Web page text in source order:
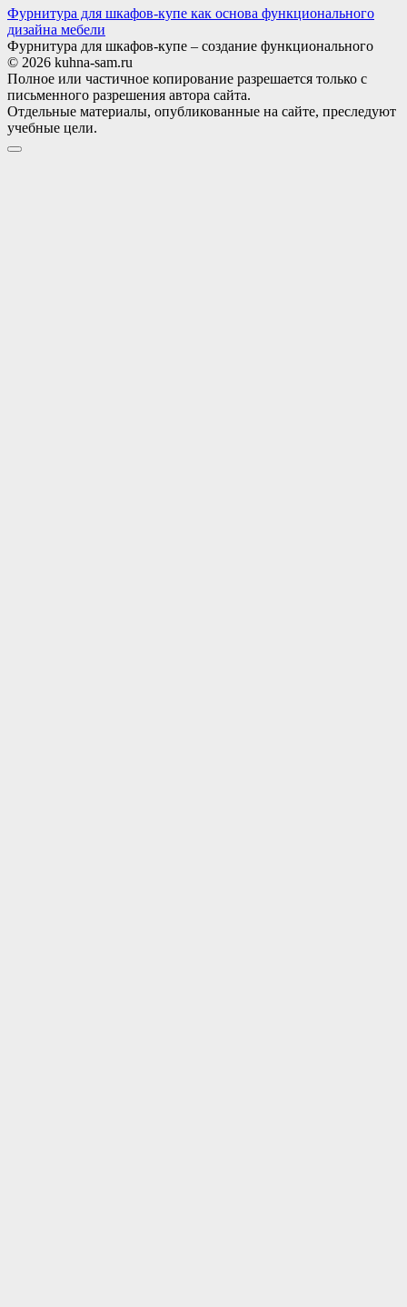
Фурнитура для шкафов-купе как основа функционального
дизайна мебели
Фурнитура для шкафов-купе – создание функционального
© 2026 kuhna-sam.ru
Полное или частичное копирование разрешается только с
письменного разрешения автора сайта.
Отдельные материалы, опубликованные на сайте, преследуют
учебные цели.